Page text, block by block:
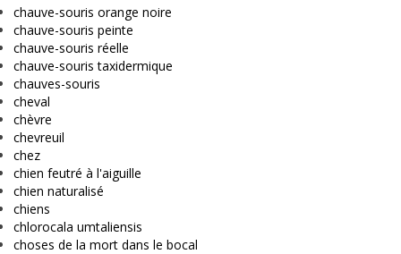
chauve-souris orange noire
chauve-souris peinte
chauve-souris réelle
chauve-souris taxidermique
chauves-souris
cheval
chèvre
chevreuil
chez
chien feutré à l'aiguille
chien naturalisé
chiens
chlorocala umtaliensis
choses de la mort dans le bocal